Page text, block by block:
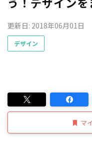
更新日: 2018年06月01日
デザイン
マ